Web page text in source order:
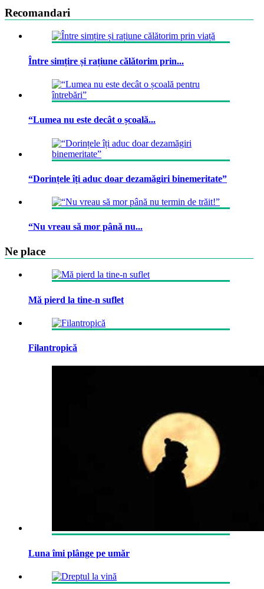
Recomandari
Între simțire și rațiune călătorim prin...
“Lumea nu este decât o școală...
“Dorințele îți aduc doar dezamăgiri binemeritate”
“Nu vreau să mor până nu...
Ne place
Mă pierd la tine-n suflet
Filantropică
Luna îmi plânge pe umăr